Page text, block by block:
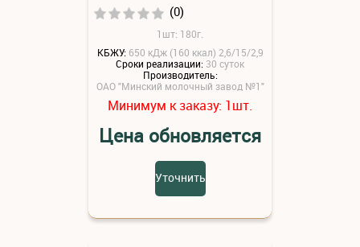
(0)
1шт: 180г.
КБЖУ: 650 кДж (160 ккал) 2,6/15/2,9
Сроки реализации: 30 суток
Производитель:
ОАО "Минский молочный завод №1"
Минимум к заказу: 1шт.
Цена обновляется
Уточнить